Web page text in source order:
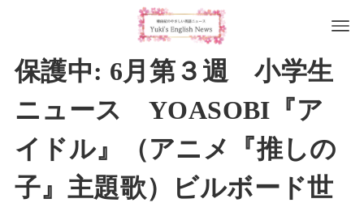
保護中: 6月第３週 小学生
ニュース YOASOBI『ア
イドル』（アニメ『推しの
子』主題歌）ビルボード世